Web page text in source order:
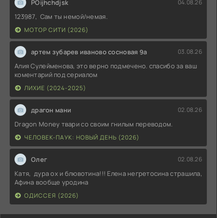
POijhchdjsk 04.08.26
123987, Сам ты немой/немая.
МОТОР СИТИ (2026)
артем зубарев иваново сосновая 9а 03.08.26
Алия Сулейменова, это верно подмечено. спасибо за ваш
коментарий под сериалом
ЛИХИЕ (2024-2025)
драгон мани 02.08.26
Dragon Money твари со своим гнилым переводом.
ЧЕЛОВЕК-ПАУК: НОВЫЙ ДЕНЬ (2026)
Олег 02.08.26
Катя, дура ох и блювотина!!! Елена негретосина страшила,
Афина вообще уродина
ОДИССЕЯ (2026)